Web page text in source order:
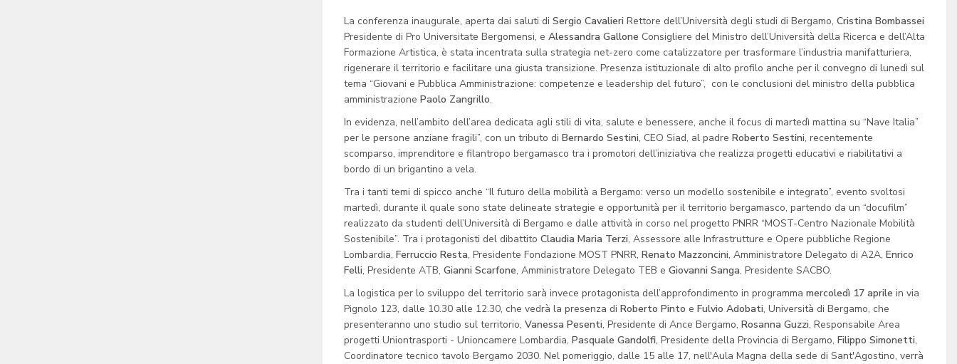
La conferenza inaugurale, aperta dai saluti di Sergio Cavalieri Rettore dell’Università degli studi di Bergamo, Cristina Bombassei
Presidente di Pro Universitate Bergomensi, e Alessandra Gallone Consigliere del Ministro dell’Università della Ricerca e dell’Alta
Formazione Artistica, è stata incentrata sulla strategia net-zero come catalizzatore per trasformare l’industria manifatturiera,
rigenerare il territorio e facilitare una giusta transizione. Presenza istituzionale di alto profilo anche per il convegno di lunedì sul
tema “Giovani e Pubblica Amministrazione: competenze e leadership del futuro”, con le conclusioni del ministro della pubblica
amministrazione Paolo Zangrillo.
In evidenza, nell’ambito dell’area dedicata agli stili di vita, salute e benessere, anche il focus di martedì mattina su “Nave Italia”
per le persone anziane fragili”, con un tributo di Bernardo Sestini, CEO Siad, al padre Roberto Sestini, recentemente
scomparso, imprenditore e filantropo bergamasco tra i promotori dell’iniziativa che realizza progetti educativi e riabilitativi a
bordo di un brigantino a vela.
Tra i tanti temi di spicco anche “Il futuro della mobilità a Bergamo: verso un modello sostenibile e integrato”, evento svoltosi
martedì, durante il quale sono state delineate strategie e opportunità per il territorio bergamasco, partendo da un “docufilm”
realizzato da studenti dell’Università di Bergamo e dalle attività in corso nel progetto PNRR “MOST-Centro Nazionale Mobilità
Sostenibile”. Tra i protagonisti del dibattito Claudia Maria Terzi, Assessore alle Infrastrutture e Opere pubbliche Regione
Lombardia, Ferruccio Resta, Presidente Fondazione MOST PNRR, Renato Mazzoncini, Amministratore Delegato di A2A, Enrico
Felli, Presidente ATB, Gianni Scarfone, Amministratore Delegato TEB e Giovanni Sanga, Presidente SACBO.
La logistica per lo sviluppo del territorio sarà invece protagonista dell’approfondimento in programma mercoledì 17 aprile in via
Pignolo 123, dalle 10.30 alle 12.30, che vedrà la presenza di Roberto Pinto e Fulvio Adobati, Università di Bergamo, che
presenteranno uno studio sul territorio, Vanessa Pesenti, Presidente di Ance Bergamo, Rosanna Guzzi, Responsabile Area
progetti Uniontrasporti - Unioncamere Lombardia, Pasquale Gandolfi, Presidente della Provincia di Bergamo, Filippo Simonetti,
Coordinatore tecnico tavolo Bergamo 2030. Nel pomeriggio, dalle 15 alle 17, nell'Aula Magna della sede di Sant'Agostino, verrà